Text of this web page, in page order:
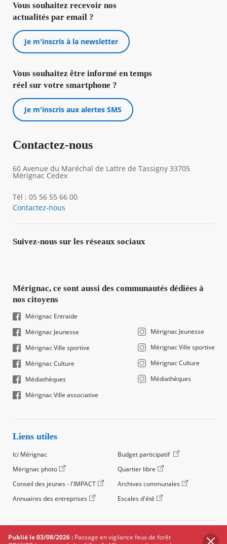
Publié le 03/08/2026 : Passage en vigilance feux de forêt
Vous souhaitez recevoir nos
actualités par email ?
Je m'inscris à la newsletter
Vous souhaitez être informé en temps
réel sur votre smartphone ?
Je m'inscris aux alertes SMS
Contactez-nous
60 Avenue du Maréchal de Lattre de Tassigny 33705
Mérignac Cedex
Tél : 05 56 55 66 00
Contactez-nous
Suivez-nous sur les réseaux sociaux
Mérignac, ce sont aussi des communautés dédiées à
nos citoyens
Mérignac Entraide
Mérignac Jeunesse
Mérignac Ville sportive
Mérignac Culture
Médiathèques
Mérignac Ville associative
Mérignac Jeunesse
Mérignac Ville sportive
Mérignac Culture
Médiathèques
Liens utiles
Ici Mérignac
Budget participatif
Mérignac photo
Quartier libre
Conseil des jeunes - l'IMPACT
Archives communales
Annuaires des entreprises
Escales d'été
©2024 Ville de Mérignac, Tous droits réservés